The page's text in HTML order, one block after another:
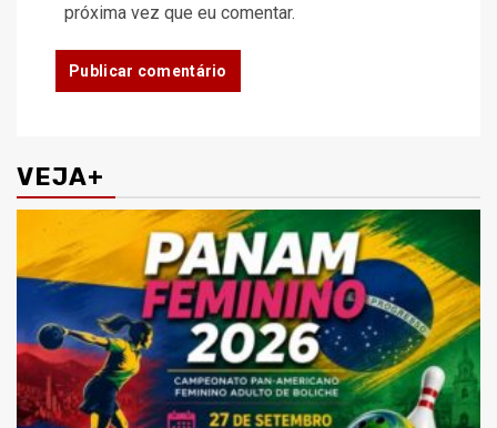
próxima vez que eu comentar.
VEJA+